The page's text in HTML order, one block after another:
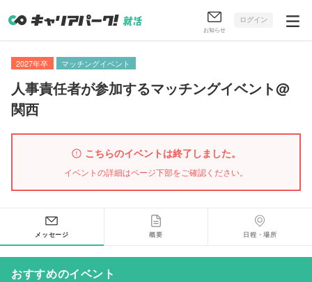
お知らせ
ログイン
2027年卒 マッチングイベント
人事責任者が参加するマッチングイベント@
関西
こちらのイベントは終了しました。
イベントの詳細はページ下部をご確認ください。
メッセージ 概要 日程・場所
おすすめのイベント